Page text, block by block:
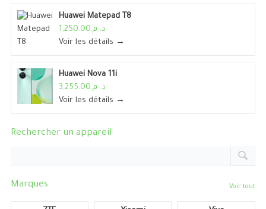
Huawei Matepad T8
د. م.1,250.00
Voir les détails →
Huawei Nova 11i
د. م.3,255.00
Voir les détails →
Rechercher un appareil
Marques Voir tout